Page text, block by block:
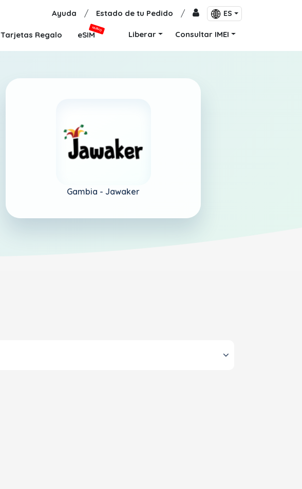
Ayuda / Estado de tu Pedido / ES
Tarjetas Regalo eSIM
NUEVO
Liberar Consultar IMEI
Gambia - Jawaker